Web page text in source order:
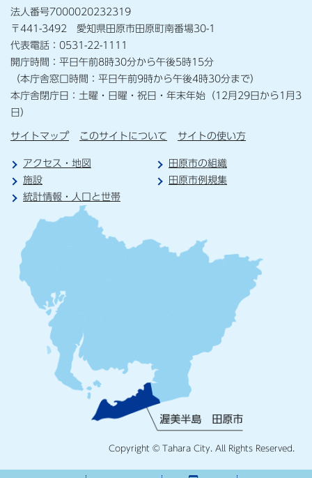
法人番号7000020232319
〒441-3492 愛知県田原市田原町南番場30-1
代表電話：0531-22-1111
開庁時間：平日午前8時30分から午後5時15分
（本庁舎窓口時間：平日午前9時から午後4時30分まで）
本庁舎閉庁日：土曜・日曜・祝日・年末年始（12月29日から1月3
日）
サイトマップ このサイトについて サイトの使い方
アクセス・地図
田原市の組織
施設
田原市例規集
統計情報・人口と世帯
Copyright © Tahara City. All Rights Reserved.